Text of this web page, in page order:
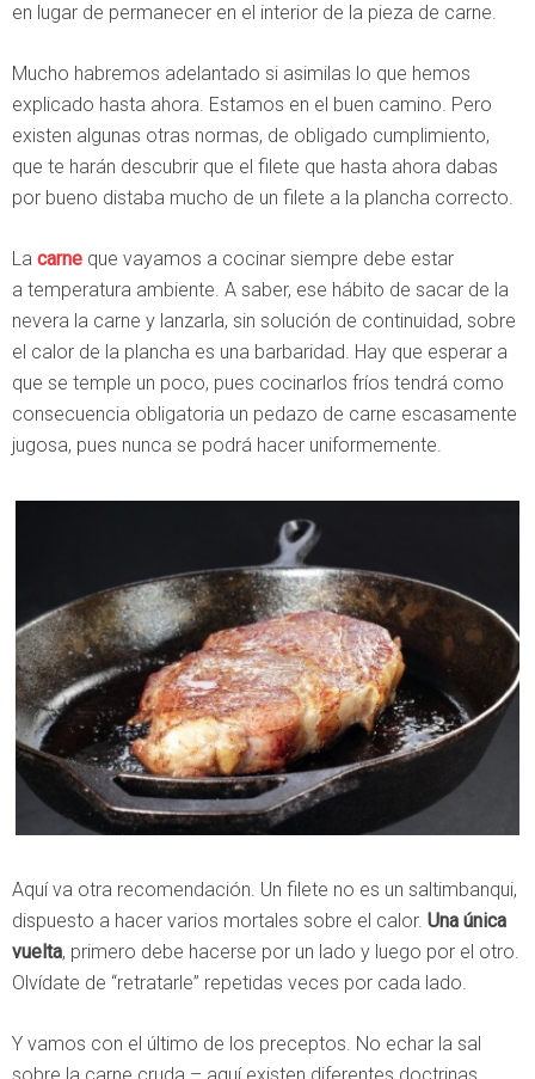
en lugar de permanecer en el interior de la pieza de carne.
Mucho habremos adelantado si asimilas lo que hemos
explicado hasta ahora. Estamos en el buen camino. Pero
existen algunas otras normas, de obligado cumplimiento,
que te harán descubrir que el filete que hasta ahora dabas
por bueno distaba mucho de un filete a la plancha correcto.
La carne que vayamos a cocinar siempre debe estar
a temperatura ambiente. A saber, ese hábito de sacar de la
nevera la carne y lanzarla, sin solución de continuidad, sobre
el calor de la plancha es una barbaridad. Hay que esperar a
que se temple un poco, pues cocinarlos fríos tendrá como
consecuencia obligatoria un pedazo de carne escasamente
jugosa, pues nunca se podrá hacer uniformemente.
Aquí va otra recomendación. Un filete no es un saltimbanqui,
dispuesto a hacer varios mortales sobre el calor. Una única
vuelta, primero debe hacerse por un lado y luego por el otro.
Olvídate de “retratarle” repetidas veces por cada lado.
Y vamos con el último de los preceptos. No echar la sal